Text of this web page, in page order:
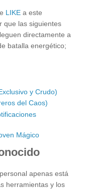
LIKE a este
que las siguientes
directamente a
batalla energético;
y Crudo)
del Caos)
Mágico
apenas está
herramientas y los